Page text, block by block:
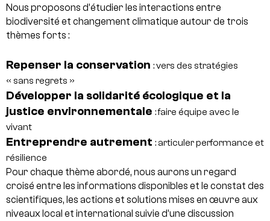
Nous proposons d’étudier les interactions entre
biodiversité et changement climatique autour de trois
thèmes forts :
Repenser la conservation : vers des stratégies
« sans regrets »
Développer la solidarité écologique et la
justice environnementale : faire équipe avec le
vivant
Entreprendre autrement : articuler performance et
résilience
Pour chaque thème abordé, nous aurons un regard
croisé entre les informations disponibles et le constat des
scientifiques, les actions et solutions mises en œuvre aux
niveaux local et international suivie d’une discussion